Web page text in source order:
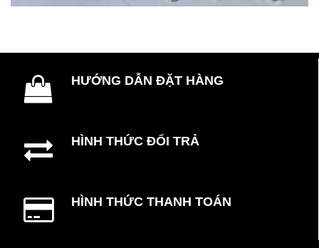
HƯỚNG DẪN ĐẶT HÀNG
HÌNH THỨC ĐỔI TRẢ
HÌNH THỨC THANH TOÁN